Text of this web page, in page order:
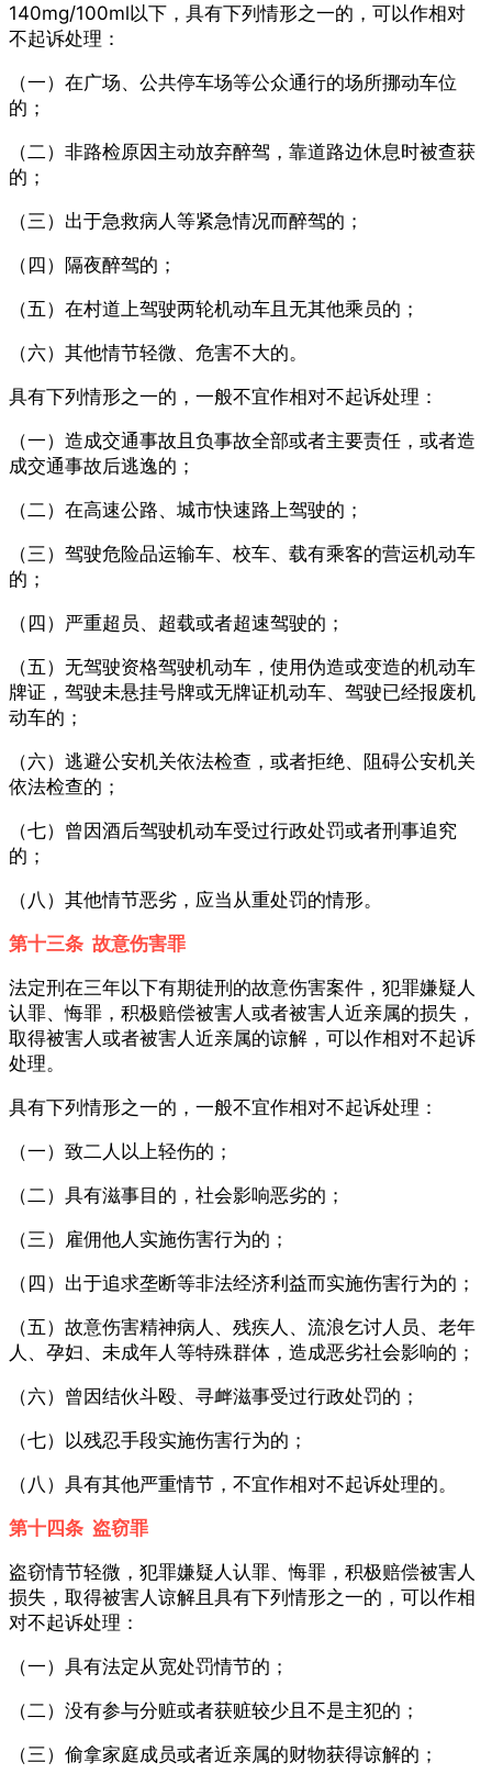
140mg/100ml以下，具有下列情形之一的，可以作相对
不起诉处理：
（一）在广场、公共停车场等公众通行的场所挪动车位
的；
（二）非路检原因主动放弃醉驾，靠道路边休息时被查获
的；
（三）出于急救病人等紧急情况而醉驾的；
（四）隔夜醉驾的；
（五）在村道上驾驶两轮机动车且无其他乘员的；
（六）其他情节轻微、危害不大的。
具有下列情形之一的，一般不宜作相对不起诉处理：
（一）造成交通事故且负事故全部或者主要责任，或者造
成交通事故后逃逸的；
（二）在高速公路、城市快速路上驾驶的；
（三）驾驶危险品运输车、校车、载有乘客的营运机动车
的；
（四）严重超员、超载或者超速驾驶的；
（五）无驾驶资格驾驶机动车，使用伪造或变造的机动车
牌证，驾驶未悬挂号牌或无牌证机动车、驾驶已经报废机
动车的；
（六）逃避公安机关依法检查，或者拒绝、阻碍公安机关
依法检查的；
（七）曾因酒后驾驶机动车受过行政处罚或者刑事追究
的；
（八）其他情节恶劣，应当从重处罚的情形。
第十三条 故意伤害罪
法定刑在三年以下有期徒刑的故意伤害案件，犯罪嫌疑人
认罪、悔罪，积极赔偿被害人或者被害人近亲属的损失，
取得被害人或者被害人近亲属的谅解，可以作相对不起诉
处理。
具有下列情形之一的，一般不宜作相对不起诉处理：
（一）致二人以上轻伤的；
（二）具有滋事目的，社会影响恶劣的；
（三）雇佣他人实施伤害行为的；
（四）出于追求垄断等非法经济利益而实施伤害行为的；
（五）故意伤害精神病人、残疾人、流浪乞讨人员、老年
人、孕妇、未成年人等特殊群体，造成恶劣社会影响的；
（六）曾因结伙斗殴、寻衅滋事受过行政处罚的；
（七）以残忍手段实施伤害行为的；
（八）具有其他严重情节，不宜作相对不起诉处理的。
第十四条 盗窃罪
盗窃情节轻微，犯罪嫌疑人认罪、悔罪，积极赔偿被害人
损失，取得被害人谅解且具有下列情形之一的，可以作相
对不起诉处理：
（一）具有法定从宽处罚情节的；
（二）没有参与分赃或者获赃较少且不是主犯的；
（三）偷拿家庭成员或者近亲属的财物获得谅解的；